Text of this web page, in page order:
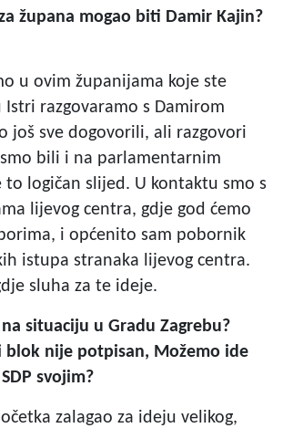
župana mogao biti Damir Kajin?
u ovim županijama koje ste
razgovaramo s Damirom
još sve dogovorili, ali razgovori
bili i na parlamentarnim
to logičan slijed. U kontaktu smo s
lijevog centra, gdje god ćemo
i općenito sam pobornik
istupa stranaka lijevog centra.
sluha za te ideje.
situaciju u Gradu Zagrebu?
blok nije potpisan, Možemo ide
svojim?
zalagao za ideju velikog,